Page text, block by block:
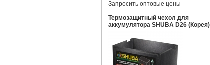
Запросить оптовые цены
Термозащитный чехол для
аккумулятора SHUBA D26 (Корея)